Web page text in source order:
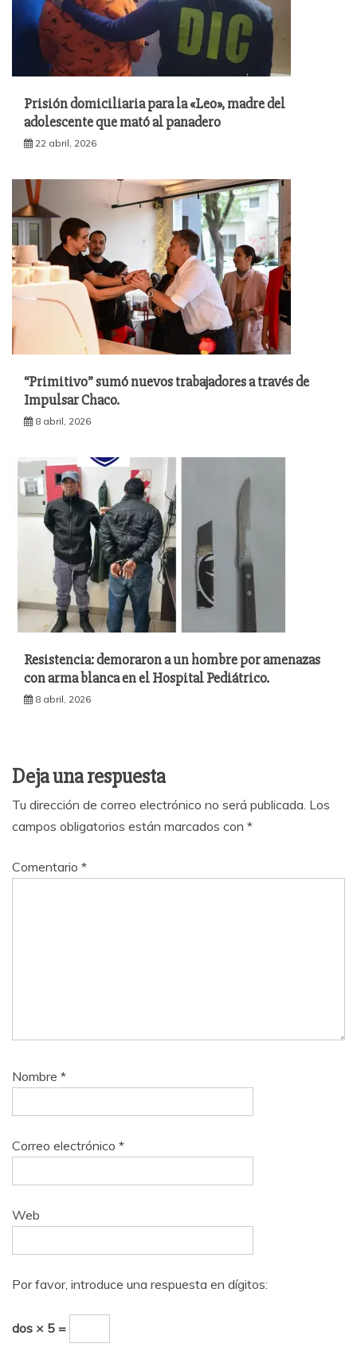
Prisión domiciliaria para la «Leo», madre del
adolescente que mató al panadero
22 abril, 2026
“Primitivo” sumó nuevos trabajadores a través de
Impulsar Chaco.
8 abril, 2026
Resistencia: demoraron a un hombre por amenazas
con arma blanca en el Hospital Pediátrico.
8 abril, 2026
Deja una respuesta
Tu dirección de correo electrónico no será publicada. Los
campos obligatorios están marcados con *
Comentario *
Nombre *
Correo electrónico *
Web
Por favor, introduce una respuesta en dígitos:
dos × 5 =